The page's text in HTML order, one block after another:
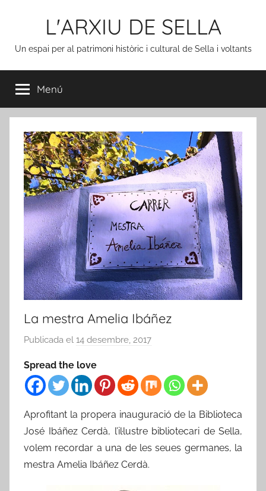
L'ARXIU DE SELLA
Un espai per al patrimoni històric i cultural de Sella i voltants
Menú
La mestra Amelia Ibáñez
Publicada el 14 desembre, 2017
a
x
i
v
Spread the love
Aprofitant la propera inauguració de la Biblioteca
José Ibáñez Cerdà, l’il·lustre bibliotecari de Sella,
volem recordar a una de les seues germanes, la
mestra Amelia Ibáñez Cerdà.